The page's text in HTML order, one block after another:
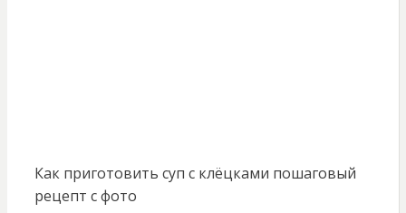
Как приготовить суп с клёцками пошаговый
рецепт с фото